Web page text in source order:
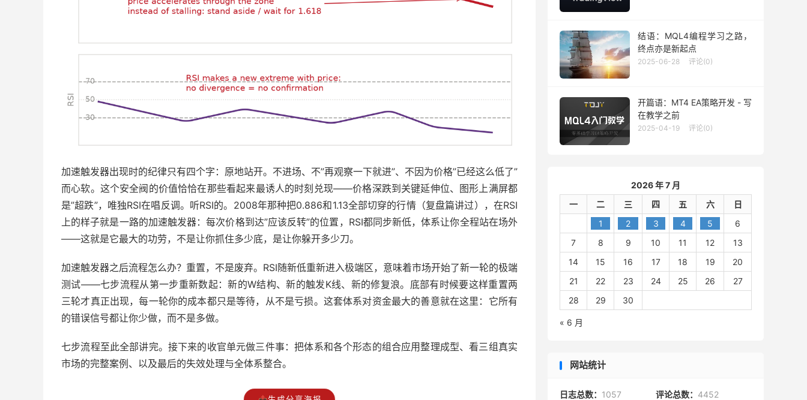
加速触发器出现时的纪律只有四个字：原地站开。不进场、不”再观察一下就进”、不因为价格”已经这么低了”
而心软。这个安全阀的价值恰恰在那些看起来最诱人的时刻兑现——价格深跌到关键延伸位、图形上满屏都
是”超跌”，唯独RSI在唱反调。听RSI的。2008年那种把0.886和1.13全部切穿的行情（复盘篇讲过），在RSI
上的样子就是一路的加速触发器：每次价格到达”应该反转”的位置，RSI都同步新低，体系让你全程站在场外
——这就是它最大的功劳，不是让你抓住多少底，是让你躲开多少刀。
加速触发器之后流程怎么办？重置，不是废弃。RSI随新低重新进入极端区，意味着市场开始了新一轮的极端
测试——七步流程从第一步重新数起：新的W结构、新的触发K线、新的修复浪。底部有时候要这样重置两
三轮才真正出现，每一轮你的成本都只是等待，从不是亏损。这套体系对资金最大的善意就在这里：它所有
的错误信号都让你少做，而不是多做。
七步流程至此全部讲完。接下来的收官单元做三件事：把体系和各个形态的组合应用整理成型、看三组真实
市场的完整案例、以及最后的失效处理与全体系整合。
结语：MQL4编程学习之路，
终点亦是新起点
2025-06-28 评论(0)
开篇语：MT4 EA策略开发 - 写
在教学之前
2025-04-19 评论(0)
2026 年 7 月
一
二 三 四 五 六
日
1
2 3 4 5
6
7
8 9 10 11 12
13
14
15 16 17 18 19
20
21
22 23 24 25 26
27
28
29 30
« 6 月
网站统计
日志总数： 1057 评论总数： 4452